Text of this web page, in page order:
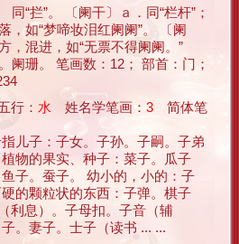
同“拦”。 〔阑干〕ａ．同“栏杆”；
，如“梦啼妆泪红阑阑”。 〔阑
，混进，如“无票不得阑阑。”
阑珊。 笔画数：12； 部首：门；
行： 水 姓名学笔画： 3 简体笔
儿子：子女。子孙。子嗣。子弟
植物的果实、种子：菜子。瓜子
子。蚕子。 幼小的，小的：子
的颗粒状的东西：子弹。棋子
利息）。子母扣。子音（辅
。妻子。士子（读书 ... ...